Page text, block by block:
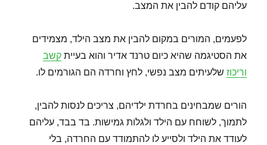
עליהם קודם להבין את המצב.
לפעמים, המורים במקום להבין את מצב הילד, מצמידים
את הסטיגמה שהיא כיום טרנד אדיר והוא בעייתקשב
וריכוז שלעיתים מצב נפשי, לחץ וחרדה הם הגורמים לו.
הורים שמבחינים בחרדת ילדיהם, צריכים לנסות להבין,
לתמוך, לשוחח עם הילד ולגלות גמישות. בד בבד, עליהם
לעודד את הילד ולסייע לו להתמודד עם החרדה, בלי